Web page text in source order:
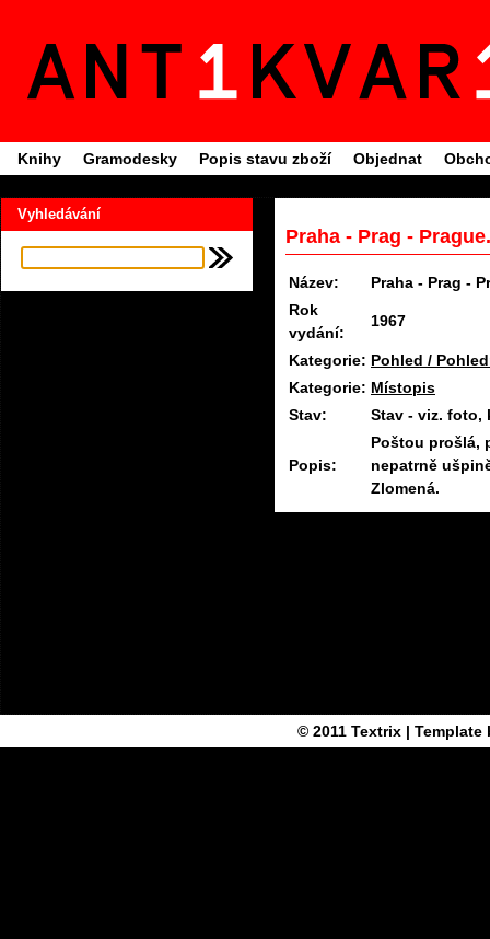
Knihy Gramodesky Popis stavu zboží Objednat
Vyhledávání
Praha - Prag -
Název:
Praha - Prag -
Rok
vydání:
1967
Kategorie: Pohled /
Kategorie: Místopis
Stav:
Stav - viz. foto,
Popis:
Poštou prošlá,
nepatrně
Zlomená.
© 2011 Textrix| Template